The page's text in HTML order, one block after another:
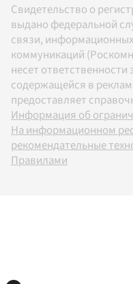
Свидетельство о
выдано федеральной
связи,
коммуникаций
несет
содержащейся в
предоставляет
Информация об
На информационном
рекомендательные
Правилами